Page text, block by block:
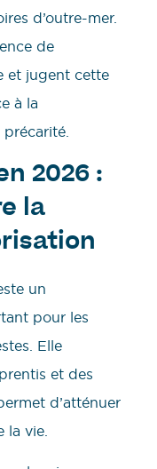
d’outre-mer.
de
et jugent cette
à la
2026 :
la
un
pour les
Elle
et des
d’atténuer
la vie.